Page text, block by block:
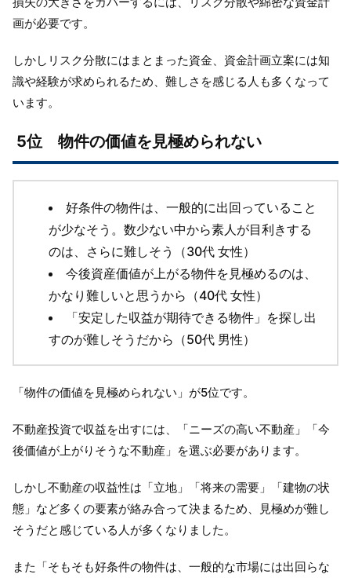
画が必要です。
しかしリスク分散にはまとまった資金、資金計画立案には知
識や経験が求められるため、難しさを感じる人も多くなって
います。
5位 物件の価値を見極められない
好条件の物件は、一般的に出回っていること
が少なそう。数少ない中から素人が目利きする
のは、さらに難しそう（30代 女性）
今後資産価値が上がる物件を見極めるのは、
かなり難しいと思うから（40代 女性）
「安定した収益が期待できる物件」を探し出
すのが難しそうだから（50代 男性）
「物件の価値を見極められない」が5位です。
不動産投資で収益を出すには、「ニーズの高い不動産」「今
後価値が上がりそうな不動産」を選ぶ必要があります。
しかし不動産の収益性は「立地」「将来の需要」「建物の状
態」など多くの要素が絡み合って決まるため、見極めが難し
そうだと感じている人が多くなりました。
また「そもそも好条件の物件は、一般的な市場には出回らな